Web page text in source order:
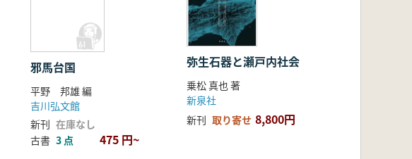
邪馬台国
平野 邦雄 編
吉川弘文館
新刊 在庫なし
古書 3 点 475 円~
弥生石器と瀬戸内社会
乗松 真也 著
新泉社
新刊 取り寄せ 8,800円